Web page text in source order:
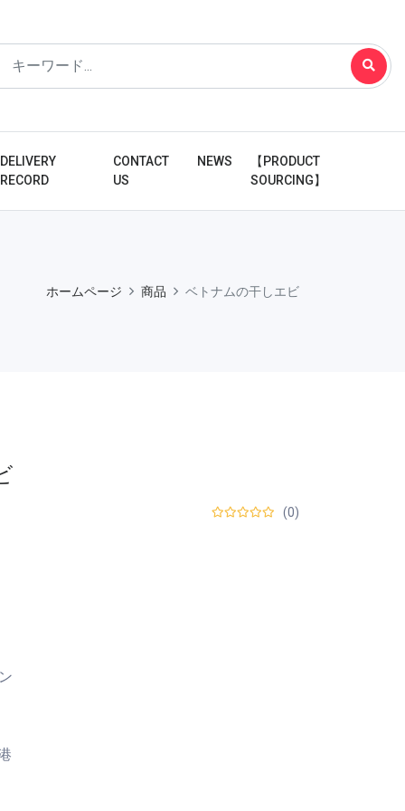
DELIVERY
RECORD
CONTACT
US
NEWS
【PRODUCT
SOURCING】
ホームページ 商品 ベトナムの干しエビ
(0)